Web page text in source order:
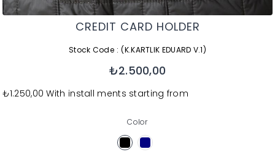
CREDIT CARD HOLDER
Stock Code (K.KARTLIK EDUARD V.1)
₺2.500,00
₺1.250,00 With install ments starting from
Color